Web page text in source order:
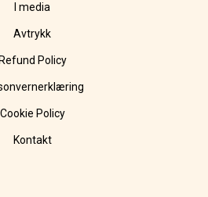
I media
Avtrykk
Refund Policy
Cookie Policy
Kontakt